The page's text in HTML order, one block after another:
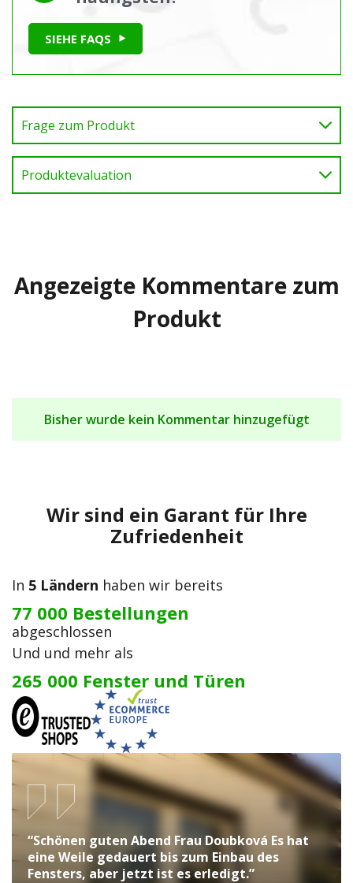
SIEHE FAQS
Frage zum Produkt
Produktevaluation
Angezeigte Kommentare zum
Produkt
Bisher wurde kein Kommentar hinzugefügt
Wir sind ein Garant für Ihre
Zufriedenheit
In 5 Ländern haben wir bereits
77 000 Bestellungen
abgeschlossen
Und und mehr als
265 000 Fenster und Türen
“Schönen guten Abend Frau Doubková Es hat
eine Weile gedauert bis zum Einbau des
Fensters, aber jetzt ist es erledigt.”